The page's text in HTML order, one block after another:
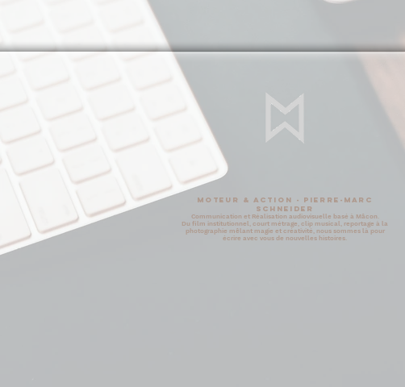
Moteur & Action - Pierre-Marc
SCHNEIDER
Communication et Réalisation audiovisuelle basé à Mâcon.
Du film institutionnel, court métrage, clip musical, reportage à la
photographie mêlant magie et créativité, nous sommes là pour
écrire avec vous de nouvelles histoires.